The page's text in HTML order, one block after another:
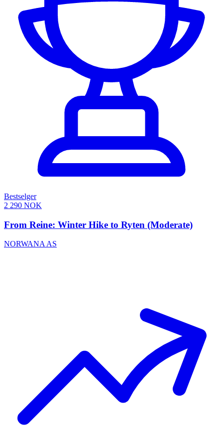
Bestselger
2 290 NOK
From Reine: Winter Hike to Ryten (Moderate)
NORWANA AS